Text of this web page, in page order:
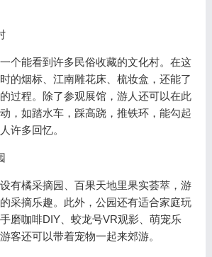
个能看到许多民俗收藏的文化村。在这
的烟标、江南雕花床、梳妆盒，还能了
过程。除了参观展馆，游人还可以在此
，如踏水车，踩高跷，推铁环，能勾起
许多回忆。
有橘采摘园、百果天地里果实荟萃，游
采摘乐趣。此外，公园还有适合家庭玩
磨咖啡DIY、蛟龙号VR观影、萌宠乐
客还可以带着宠物一起来郊游。